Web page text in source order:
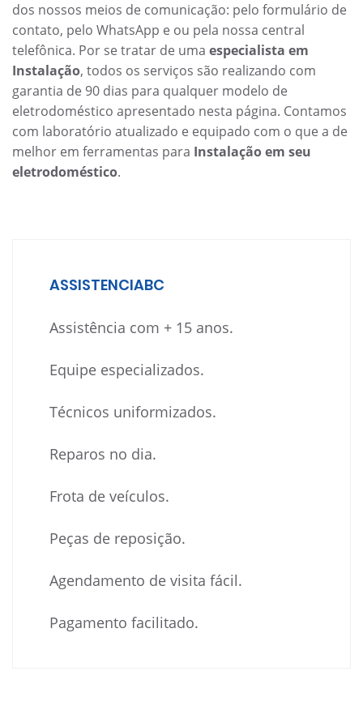
dos nossos meios de comunicação: pelo formulário de
contato, pelo WhatsApp e ou pela nossa central
telefônica. Por se tratar de uma especialista em
Instalação, todos os serviços são realizando com
garantia de 90 dias para qualquer modelo de
eletrodoméstico apresentado nesta página. Contamos
com laboratório atualizado e equipado com o que a de
melhor em ferramentas para Instalação em seu
eletrodoméstico.
ASSISTENCIABC
Assistência com + 15 anos.
Equipe especializados.
Técnicos uniformizados.
Reparos no dia.
Frota de veículos.
Peças de reposição.
Agendamento de visita fácil.
Pagamento facilitado.